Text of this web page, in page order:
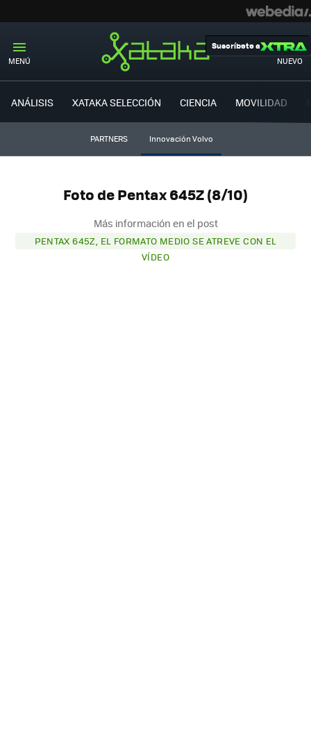
MENÚ NUEVO
Suscríbete a
ANÁLISIS XATAKA SELECCIÓN CIENCIA MOVILIDAD
PARTNERS Innovación Volvo
Foto de Pentax 645Z (8/10)
Más información en el post
PENTAX 645Z, EL FORMATO MEDIO SE ATREVE CON EL
VÍDEO